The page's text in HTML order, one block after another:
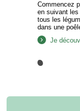
Commencez
en suivant
tous les
dans une
sont bien
piquante ou
Je